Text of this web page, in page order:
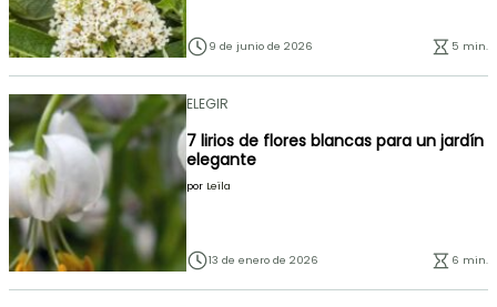
9 de junio de 2026 5 min.
ELEGIR
7 lirios de flores blancas para un jardín
elegante
por Leïla
13 de enero de 2026 6 min.